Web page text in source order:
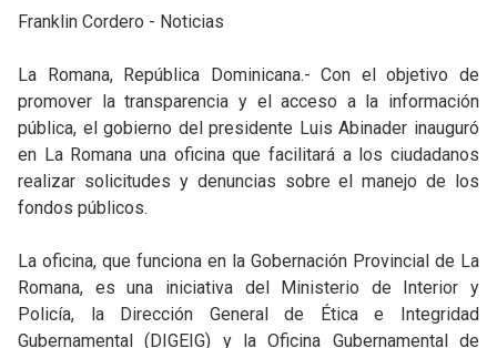
Franklin Cordero - Noticias
La Romana, República Dominicana.- Con el objetivo de
promover la transparencia y el acceso a la información
pública, el gobierno del presidente Luis Abinader inauguró
en La Romana una oficina que facilitará a los ciudadanos
realizar solicitudes y denuncias sobre el manejo de los
fondos públicos.
La oficina, que funciona en la Gobernación Provincial de La
Romana, es una iniciativa del Ministerio de Interior y
Policía, la Dirección General de Ética e Integridad
Gubernamental (DIGEIG) y la Oficina Gubernamental de